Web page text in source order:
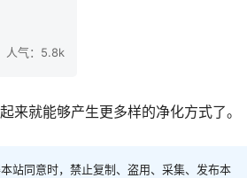
人气：5.8k
就能够产生更多样的净化方式了。
站同意时，禁止复制、盗用、采集、发布本